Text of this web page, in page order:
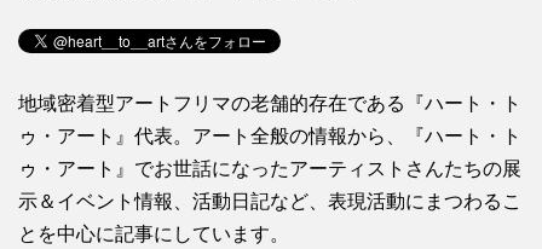
地域密着型アートフリマの老舗的存在である『ハート・ト
ゥ・アート』代表。アート全般の情報から、『ハート・ト
ゥ・アート』でお世話になったアーティストさんたちの展
示＆イベント情報、活動日記など、表現活動にまつわるこ
とを中心に記事にしています。